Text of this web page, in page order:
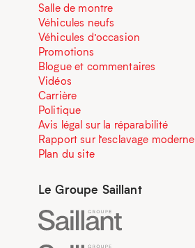
Salle de montre
Véhicules neufs
Véhicules d’occasion
Promotions
Blogue et commentaires
Vidéos
Carrière
Politique
Avis légal sur la réparabilité
Rapport sur l’esclavage moderne
Plan du site
Le Groupe Saillant